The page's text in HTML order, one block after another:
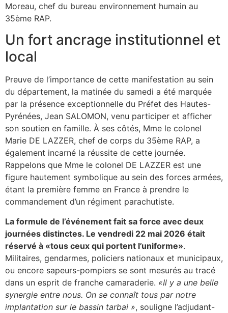
Moreau, chef du bureau environnement humain au
35ème RAP.
Un fort ancrage institutionnel et
local
Preuve de l’importance de cette manifestation au sein
du département, la matinée du samedi a été marquée
par la présence exceptionnelle du Préfet des Hautes-
Pyrénées, Jean SALOMON, venu participer et afficher
son soutien en famille. À ses côtés, Mme le colonel
Marie DE LAZZER, chef de corps du 35ème RAP, a
également incarné la réussite de cette journée.
Rappelons que Mme le colonel DE LAZZER est une
figure hautement symbolique au sein des forces armées,
étant la première femme en France à prendre le
commandement d’un régiment parachutiste.
La formule de l’événement fait sa force avec deux
journées distinctes. Le vendredi 22 mai 2026 était
réservé à «tous ceux qui portent l’uniforme».
Militaires, gendarmes, policiers nationaux et municipaux,
ou encore sapeurs-pompiers se sont mesurés au tracé
dans un esprit de franche camaraderie. «Il y a une belle
synergie entre nous. On se connaît tous par notre
implantation sur le bassin tarbai », souligne l’adjudant-